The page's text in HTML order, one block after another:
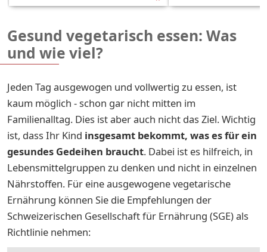
Gesund vegetarisch essen: Was
und wie viel?
Jeden Tag ausgewogen und vollwertig zu essen, ist
kaum möglich - schon gar nicht mitten im
Familienalltag. Dies ist aber auch nicht das Ziel. Wichtig
ist, dass Ihr Kind insgesamt bekommt, was es für ein
gesundes Gedeihen braucht. Dabei ist es hilfreich, in
Lebensmittelgruppen zu denken und nicht in einzelnen
Nährstoffen. Für eine ausgewogene vegetarische
Ernährung können Sie die Empfehlungen der
Schweizerischen Gesellschaft für Ernährung (SGE) als
Richtlinie nehmen: